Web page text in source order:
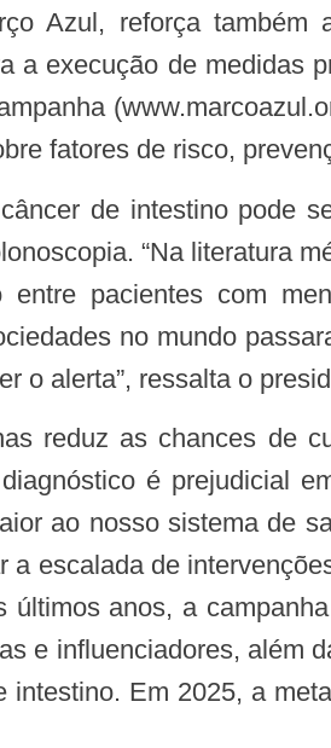
a execução de medidas
fatores de risco,
“Na literatura
entre pacientes com
no mundo
o alerta”, ressalta o
é prejudicial
ao nosso sistema de
a escalada de
últimos anos, a
e influenciadores, além
Em 2025, a